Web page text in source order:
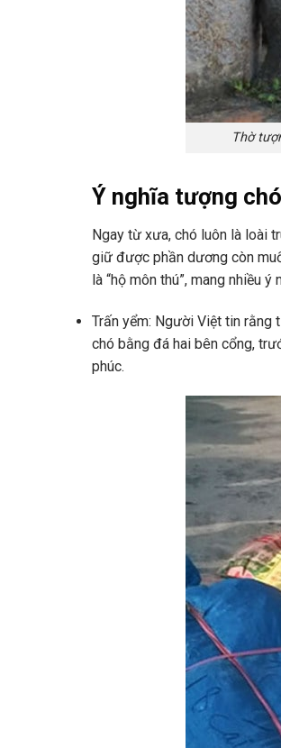
Thờ
Ý nghĩa tượng
Ngay từ xưa, chó luôn là loài
giữ được phần dương còn
là “hộ môn thú”, mang nhiều
Trấn yểm: Người Việt tin rằng
chó bằng đá hai bên cổng,
phúc.